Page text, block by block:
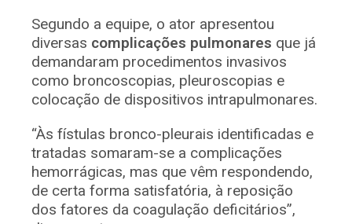
Segundo a equipe, o ator apresentou
diversas complicações pulmonares que já
demandaram procedimentos invasivos
como broncoscopias, pleuroscopias e
colocação de dispositivos intrapulmonares.
“Às fístulas bronco-pleurais identificadas e
tratadas somaram-se a complicações
hemorrágicas, mas que vêm respondendo,
de certa forma satisfatória, à reposição
dos fatores da coagulação deficitários”,